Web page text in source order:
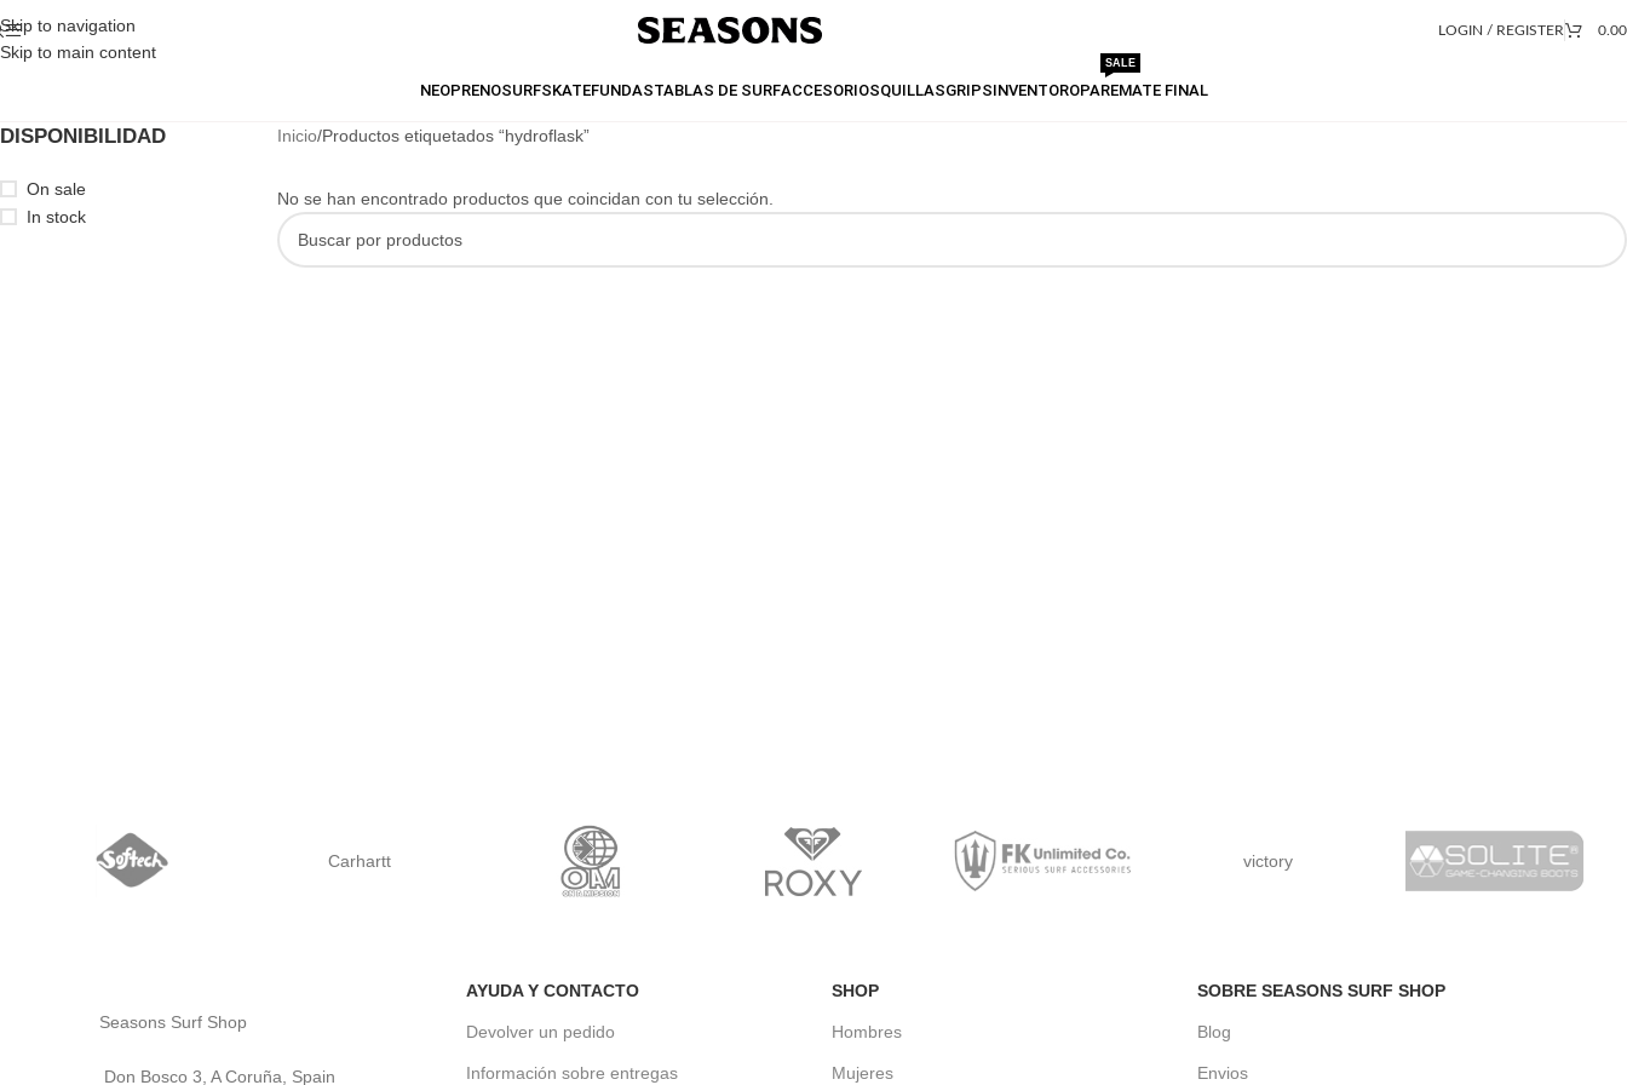
Skip to navigation
Skip to main content
LOGIN / REGISTER
NEOPRENOSURFSKATEFUNDASTABLAS DE SURFACCESORIOSQUILLASGRIPSINVENTOROPAREMATE FINAL
SALE
DISPONIBILIDAD
On sale
In stock
Inicio Productos etiquetados “hydroflask”
No se han encontrado productos que coincidan con tu selección.
Carhartt victory
Seasons Surf Shop
Don Bosco 3, A Coruña, Spain
AYUDA Y CONTACTO
Devolver un pedido
Información sobre entregas
SHOP
Hombres
Mujeres
SOBRE SEASONS SURF SHOP
Blog
Envios